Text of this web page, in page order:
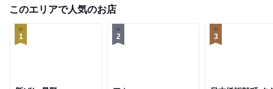
このエリアで人気のお店
1 2 3